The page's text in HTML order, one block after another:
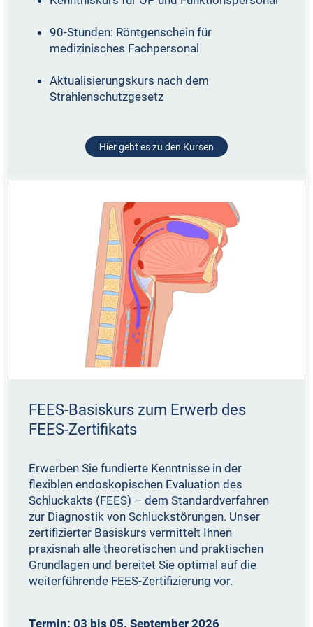
90-Stunden: Röntgenschein für
medizinisches Fachpersonal
Aktualisierungskurs nach dem
Strahlenschutzgesetz
Hier geht es zu den Kursen
FEES-Basiskurs zum Erwerb des
FEES-Zertifikats
Erwerben Sie fundierte Kenntnisse in der
flexiblen endoskopischen Evaluation des
Schluckakts (FEES) – dem Standardverfahren
zur Diagnostik von Schluckstörungen. Unser
zertifizierter Basiskurs vermittelt Ihnen
praxisnah alle theoretischen und praktischen
Grundlagen und bereitet Sie optimal auf die
weiterführende FEES-Zertifizierung vor.
Termin: 03 bis 05. September 2026